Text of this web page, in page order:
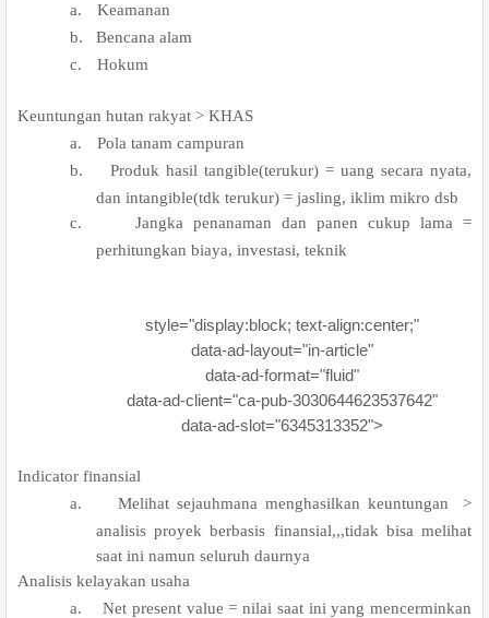
a.
Keamanan
b.
Bencana alam
c.
Hokum
Keuntungan hutan rakyat > KHAS
a.
Pola tanam campuran
b.
Produk hasil tangible(terukur) = uang secara nyata,
dan intangible(tdk terukur) = jasling, iklim mikro dsb
c.
Jangka penanaman dan panen cukup lama =
perhitungkan biaya, investasi, teknik
style="display:block; text-align:center;"
data-ad-layout="in-article"
data-ad-format="fluid"
data-ad-client="ca-pub-3030644623537642"
data-ad-slot="6345313352">
Indicator finansial
a.
Melihat sejauhmana menghasilkan keuntungan >
analisis proyek berbasis finansial,,,tidak bisa melihat
saat ini namun seluruh daurnya
Analisis kelayakan usaha
a.
Net present value = nilai saat ini yang mencerminkan